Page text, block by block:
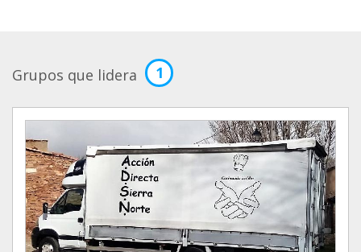
Grupos que lidera 1